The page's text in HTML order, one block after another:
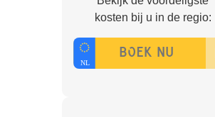
kosten bij u in de regio: